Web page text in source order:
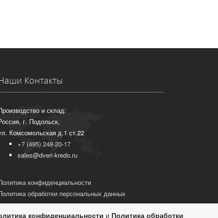
Контакты
и склад:
г. Подольск,
Комсомольская д.1 ст.22
+7 (495) 248-20-17
sales@dveri-kredo.ru
конфиденциальности
обработки персональных данных
конфиденциальности и Политика обработки